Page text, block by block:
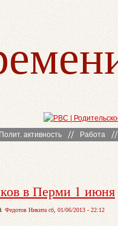
Полит. активность Работа
в Перми 1 июня
Федотов Никита сб, 01/06/2013 - 22:12